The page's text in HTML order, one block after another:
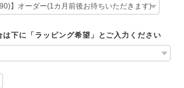
下に「ラッピング希望」とご入力ください